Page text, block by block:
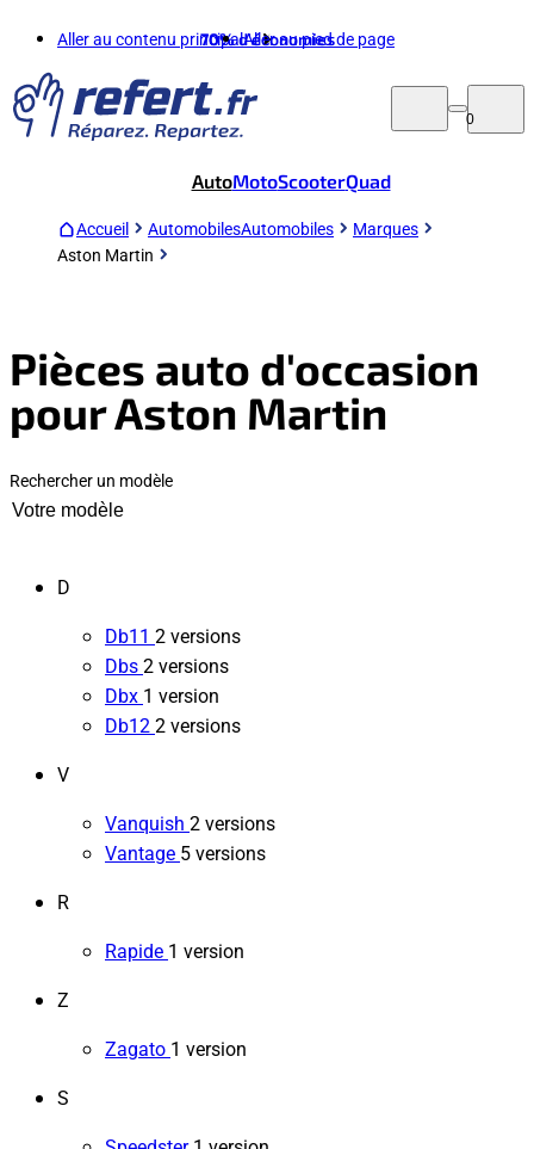
Aller au contenu principalAller au pied de page
70%d'économies
0
AutoMotoScooterQuad
Accueil AutomobilesAutomobiles
Marques
Aston Martin
Pièces auto d'occasion
pour Aston Martin
Rechercher un modèle
D
Db11 2 versions
Dbs2 versions
Dbx 1 version
Db12 2 versions
V
Vanquish 2 versions
Vantage 5 versions
R
Rapide 1 version
Z
Zagato 1 version
S